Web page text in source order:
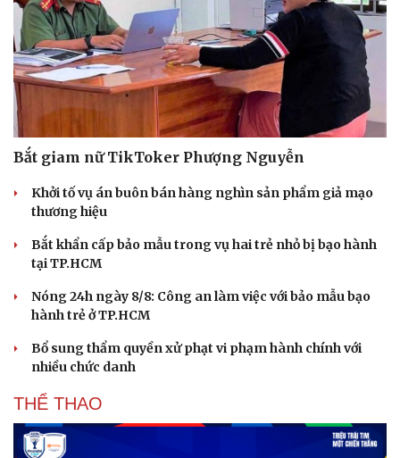
Du lịch
Tư vấn
Săn Tour
Câu chuyện thời sự
Kể chuyện cho bé
Bắt giam nữ TikToker Phượng Nguyễn
Khởi tố vụ án buôn bán hàng nghìn sản phẩm giả mạo
thương hiệu
Bắt khẩn cấp bảo mẫu trong vụ hai trẻ nhỏ bị bạo hành
tại TP.HCM
Nóng 24h ngày 8/8: Công an làm việc với bảo mẫu bạo
hành trẻ ở TP.HCM
Bổ sung thẩm quyền xử phạt vi phạm hành chính với
nhiều chức danh
THỂ THAO